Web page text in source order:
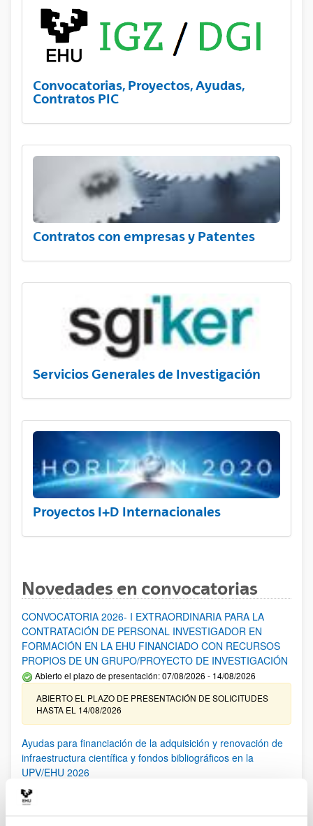
Convocatorias, Proyectos, Ayudas,
Contratos PIC
Contratos con empresas y Patentes
Servicios Generales de Investigación
Proyectos I+D Internacionales
Novedades en convocatorias
CONVOCATORIA 2026- I EXTRAORDINARIA PARA LA
CONTRATACIÓN DE PERSONAL INVESTIGADOR EN
FORMACIÓN EN LA EHU FINANCIADO CON RECURSOS
PROPIOS DE UN GRUPO/PROYECTO DE INVESTIGACIÓN
Abierto el plazo de presentación: 07/08/2026 - 14/08/2026
ABIERTO EL PLAZO DE PRESENTACIÓN DE SOLICITUDES
HASTA EL 14/08/2026
Ayudas para financiación de la adquisición y renovación de
infraestructura científica y fondos bibliográficos en la
UPV/EHU 2026